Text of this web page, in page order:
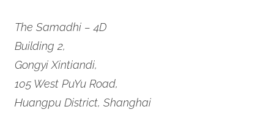
The Samadhi – 4D
Building 2,
Gongyi Xintiandi,
105 West PuYu Road,
Huangpu District, Shanghai